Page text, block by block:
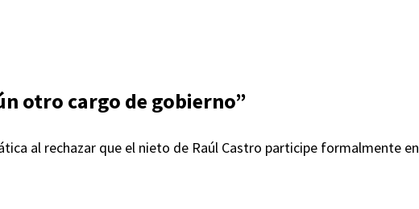
otro cargo de gobierno”
al rechazar que el nieto de Raúl Castro participe formalmente en